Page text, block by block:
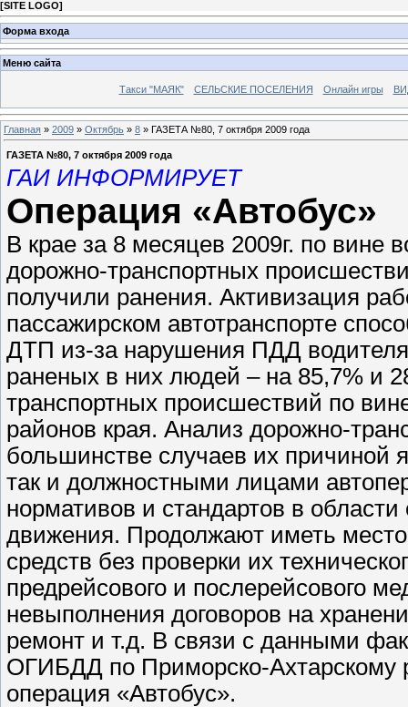
[SITE LOGO]
Форма входа
Меню сайта
Такси "МАЯК" СЕЛЬСКИЕ ПОСЕЛЕНИЯ Онлайн игры
Главная » 2009 » Октябрь » 8 » ГАЗЕТА №80, 7 октября 2009 года
ГАЗЕТА №80, 7 октября 2009 года
ГАИ ИНФОРМИРУЕТ
Операция «Автобус»
В крае за 8 месяцев 2009г. по вине
дорожно-транспортных
получили ранения. Активизация
пассажирском автотранспорте
ДТП из-за нарушения ПДД
раненых в них людей – на 85,7% и
транспортных происшествий по
районов края. Анализ дорожно-
большинстве случаев их причиной
так и должностными лицами
нормативов и стандартов в
движения. Продолжают иметь
средств без проверки их
предрейсового и послерейсового
невыполнения договоров на
ремонт и т.д. В связи с данными
ОГИБДД по Приморско-Ахтарскому
операция «Автобус».